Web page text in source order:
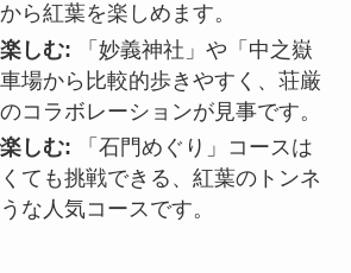
ら紅葉を楽しめます。
しむ: 「妙義神社」や「中之嶽
場から比較的歩きやすく、荘厳
コラボレーションが見事です。
しむ: 「石門めぐり」コースは
ても挑戦できる、紅葉のトンネ
な人気コースです。